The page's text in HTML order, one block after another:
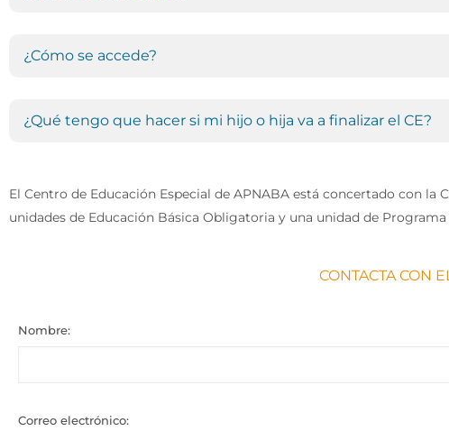
¿Cómo se accede?
¿Qué tengo que hacer si mi hijo o hija va a finalizar el CE?
El Centro de Educación Especial de APNABA está concertado con
unidades de Educación Básica Obligatoria y una unidad de
CONTACTA CON
Nombre:
Correo electrónico: